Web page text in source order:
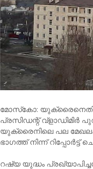
മോസ്‌കോ:
പ്രസിഡന്റ് വ്‌ളാഡിമിര്‍
യുക്രൈനിലെ പല
ഭാഗത്ത് നിന്ന് റിപ്പോര്‍ട്ട്
റഷ്യ യുദ്ധം